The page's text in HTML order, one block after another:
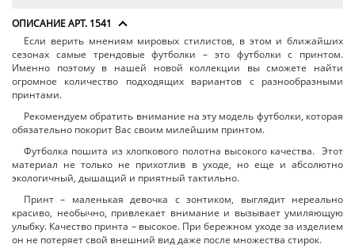
ОПИСАНИЕ АРТ. 1541
Если верить мнениям мировых стилистов, в этом и ближайших
сезонах самые трендовые футболки – это футболки с принтом.
Именно поэтому в нашей новой коллекции вы сможете найти
огромное количество подходящих вариантов с разнообразными
принтами.
Рекомендуем обратить внимание на эту модель футболки, которая
обязательно покорит Вас своим милейшим принтом.
Футболка пошита из хлопкового полотна высокого качества. Этот
материал не только не прихотлив в уходе, но еще и абсолютно
экологичный, дышащий и приятный тактильно.
Принт – маленькая девочка с зонтиком, выглядит нереально
красиво, необычно, привлекает внимание и вызывает умиляющую
улыбку. Качество принта – высокое. При бережном уходе за изделием
он не потеряет свой внешний вид даже после множества стирок.